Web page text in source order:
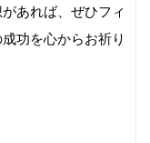
あれば、ぜひフィ
功を心からお祈り